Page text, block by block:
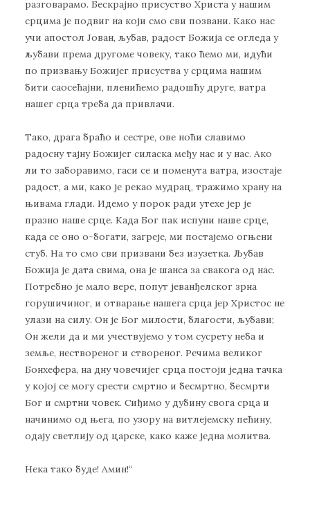
разговарамо. Бескрајно присуство Христа у нашим
срцима је подвиг на који смо сви позвани. Како нас
учи апостол Јован, љубав, радост Божија се огледа у
љубави према другоме човеку, тако ћемо ми, идући
по призвању Божијег присуства у срцима нашим
бити саосећајни, пленићемо радошћу друге, ватра
нашег срца треба да привлачи.
Тако, драга браћо и сестре, ове ноћи славимо
радосну тајну Божијег силаска међу нас и у нас. Ако
ли то заборавимо, гаси се и поменута ватра, изостаје
радост, а ми, како је рекао мудрац, тражимо храну на
њивама глади. Идемо у порок ради утехе јер је
празно наше срце. Када Бог пак испуни наше срце,
када се оно о-богати, загреје, ми постајемо огњени
стуб. На то смо сви призвани без изузетка. Љубав
Божија је дата свима, она је шанса за свакога од нас.
Потребно је мало вере, попут јеванђелског зрна
горушичиног, и отварање нашега срца јер Христос не
улази на силу. Он је Бог милости, благости, љубави;
Он жели да и ми учествујемо у том сусрету неба и
земље, нествореног и створеног. Речима великог
Бонхефера, на дну човечијег срца постоји једна тачка
у којој се могу срести смртно и бесмртно, бесмрти
Бог и смртни човек. Сиђимо у дубину свога срца и
начинимо од њега, по узору на витлејемску пећину,
одају светлију од царске, како каже једна молитва.
Нека тако буде! Амин!“